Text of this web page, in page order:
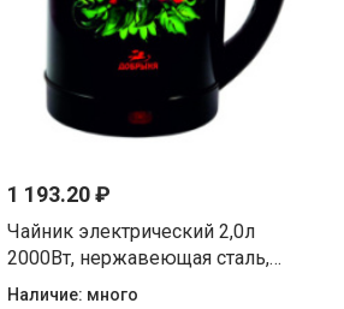
1 193.20 ₽
Чайник электрический 2,0л
2000Вт, нержавеющая сталь,
диск, маки на черном Добрыня
Наличие: много